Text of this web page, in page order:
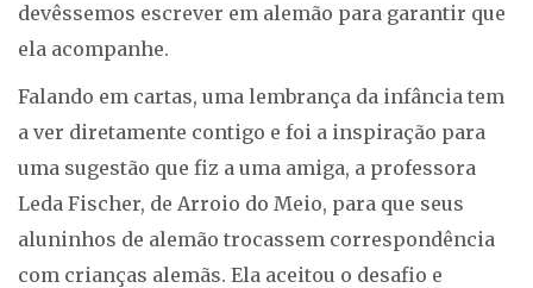
devêssemos escrever em alemão para garantir que
ela acompanhe.
Falando em cartas, uma lembrança da infância tem
a ver diretamente contigo e foi a inspiração para
uma sugestão que fiz a uma amiga, a professora
Leda Fischer, de Arroio do Meio, para que seus
aluninhos de alemão trocassem correspondência
com crianças alemãs. Ela aceitou o desafio e